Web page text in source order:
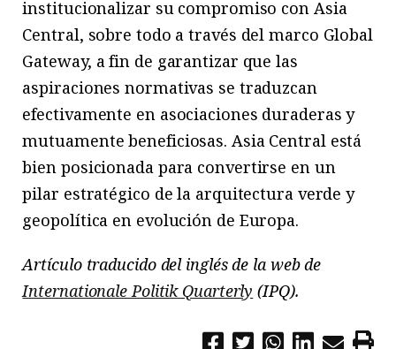
institucionalizar su compromiso con Asia
Central, sobre todo a través del marco Global
Gateway, a fin de garantizar que las
aspiraciones normativas se traduzcan
efectivamente en asociaciones duraderas y
mutuamente beneficiosas. Asia Central está
bien posicionada para convertirse en un
pilar estratégico de la arquitectura verde y
geopolítica en evolución de Europa.
Artículo traducido del inglés de la web de
Internationale Politik Quarterly (IPQ).